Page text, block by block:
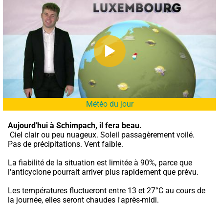
Météo du jour
Aujourd'hui à Schimpach, il fera beau.
Pas de précipitations. Vent faible.
La fiabilité de la situation est limitée à 90%, parce que
l'anticyclone pourrait arriver plus rapidement que prévu.
Les températures fluctueront entre 13 et 27°C au cours de
la journée, elles seront chaudes l'après-midi.